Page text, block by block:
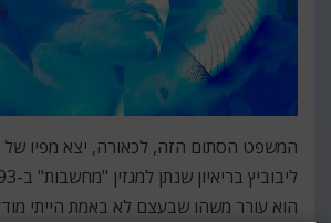
המשפט הסתום הזה, לכאורה, יצא מפיו של
הוא עורר משהו שבעצם לא באמת הייתי